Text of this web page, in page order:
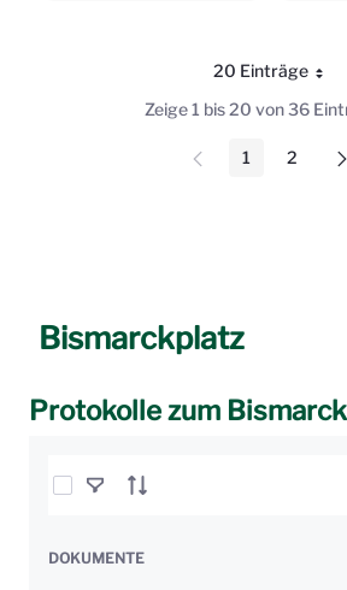
20 Einträge
Pro Seite
Zeige 1 bis 20 von 36
Seite
1 Seite
2
Bismarckplatz
Protokolle zum
Elemente auswählen
DOKUMENTE